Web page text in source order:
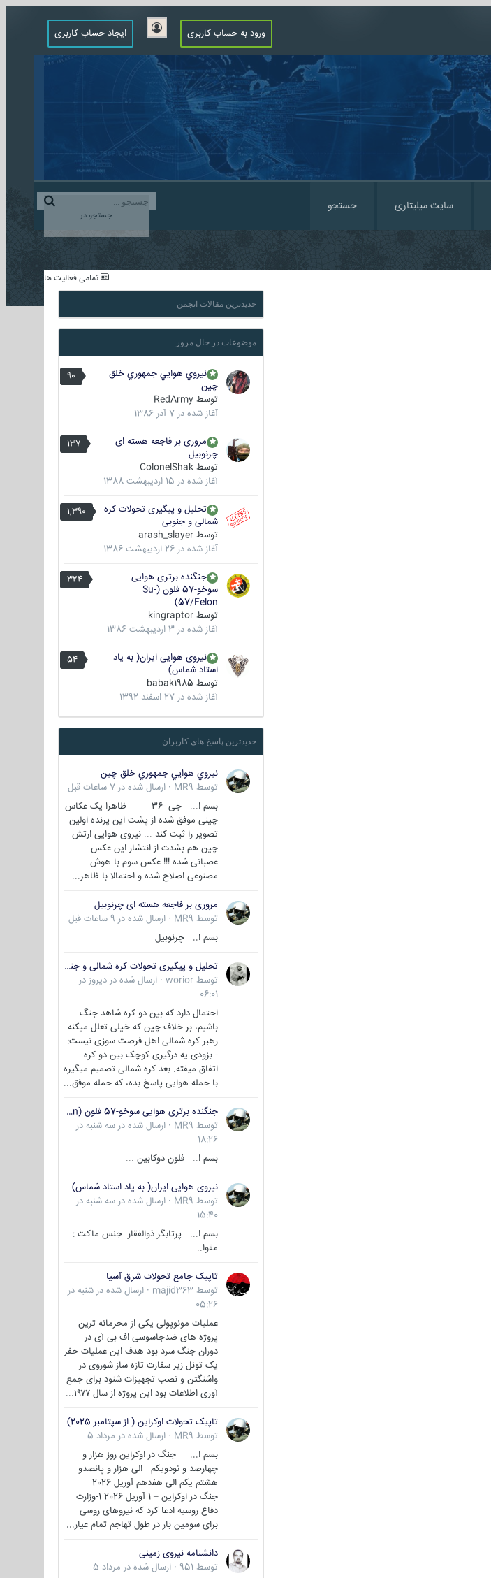
ورود به حساب کاربری ایجاد حساب کاربری
جستجو در
سایت میلیتاری جستجو
تمامی فعالیت ها
جدیدترین مقالات انجمن
موضوعات در حال مرور
90
نيروي هوايي جمهوري خلق
چين
توسط RedArmy
آغاز شده در 7 آذر 1386
137
مروری بر فاجعه هسته ای
چرنوبیل
توسط ColonelShak
آغاز شده در 15 اردیبهشت 1388
1,390
تحلیل و پیگیری تحولات کره
شمالی و جنوبی
توسط arash_slayer
آغاز شده در 26 اردیبهشت 1386
324
جنگنده برتری هوایی
سوخو-57 فلون (Su-
57/Felon)
توسط kingraptor
آغاز شده در 3 اردیبهشت 1386
54
نیروی هوایی ایران( به یاد
استاد شماس)
توسط babak1985
آغاز شده در 27 اسفند 1392
جدیدترین پاسخ های کاربران
نيروي هوايي جمهوري خلق چين
توسط MR9
· ارسال شده در 7 ساعات قبل
بسم ا... جی -36 ظاهرا یک عکاس
چینی موفق شده از پشت این پرنده اولین
تصویر را ثبت کند ... نیروی هوایی ارتش
چین هم بشدت از انتشار این عکس
عصبانی شده !!! عکس سوم با هوش
مصنوعی اصلاح شده و احتمالا با ظاهر...
مروری بر فاجعه هسته ای چرنوبیل
توسط MR9
· ارسال شده در 9 ساعات قبل
بسم ا.. چرنوبیل
تحلیل و پیگیری تحولات کره شمالی و جنوبی
توسط worior
· ارسال شده در دیروز در
06:01
احتمال دارد که بین دو کره شاهد جنگ
باشیم، بر خلاف چین که خیلی تعلل میکنه
رهبر کره شمالی اهل فرصت سوزی نیست:
- بزودی یه درگیری کوچک بین دو کره
اتفاق میفته. بعد کره شمالی تصمیم میگیره
با حمله هوایی پاسخ بده، که حمله موفق...
جنگنده برتری هوایی سوخو-57 فلون (Su-57/Felon)
توسط MR9
· ارسال شده در سه شنبه در
18:26
بسم ا.. فلون دوکابین ...
نیروی هوایی ایران( به یاد استاد شماس)
توسط MR9
· ارسال شده در سه شنبه در
15:40
بسم ا... پرتابگر ذوالفقار جنس ماکت :
مقوا..
تاپیک جامع تحولات شرق آسیا
توسط majid363
· ارسال شده در شنبه در
05:26
عملیات مونوپولی یکی از محرمانه ترین
پروژه های ضدجاسوسی اف بی آی در
دوران جنگ سرد بود هدف این عملیات حفر
یک تونل زیر سفارت تازه ساز شوروی در
واشنگتن و نصب تجهیزات شنود برای جمع
آوری اطلاعات بود این پروژه از سال ۱۹۷۷...
تاپیک تحولات اوکراین ( از سپتامبر 2025)
توسط MR9
· ارسال شده در مرداد 5
بسم ا... جنگ در اوکراین روز هزار و
چهارصد و نودویکم الی هزار و پانصدو
هشتم یکم الی هفدهم آوریل 2026
جنگ در اوکراین – 1 آوریل 2026 1-وزارت
دفاع روسیه ادعا کرد که نیروهای روسی
برای سومین بار در طول تهاجم تمام عیار...
دانشنامه نیروی زمینی
توسط 951
· ارسال شده در مرداد 5